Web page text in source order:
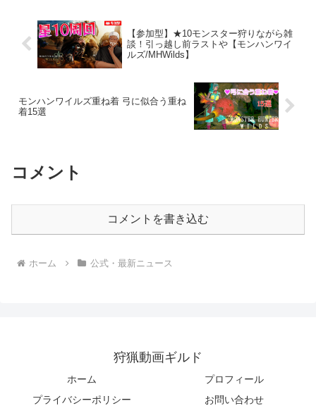
【参加型】★10モンスター狩りながら雑
談！引っ越し前ラストや【モンハンワイ
ルズ/MHWilds】
モンハンワイルズ重ね着 弓に似合う重ね
着15選
コメント
コメントを書き込む
ホーム 公式・最新ニュース
狩猟動画ギルド
ホーム
プロフィール
プライバシーポリシー
お問い合わせ